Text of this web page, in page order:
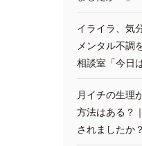
イライラ、気
メンタル不調
相談室「今日
月イチの生理
方法はある？
されましたか